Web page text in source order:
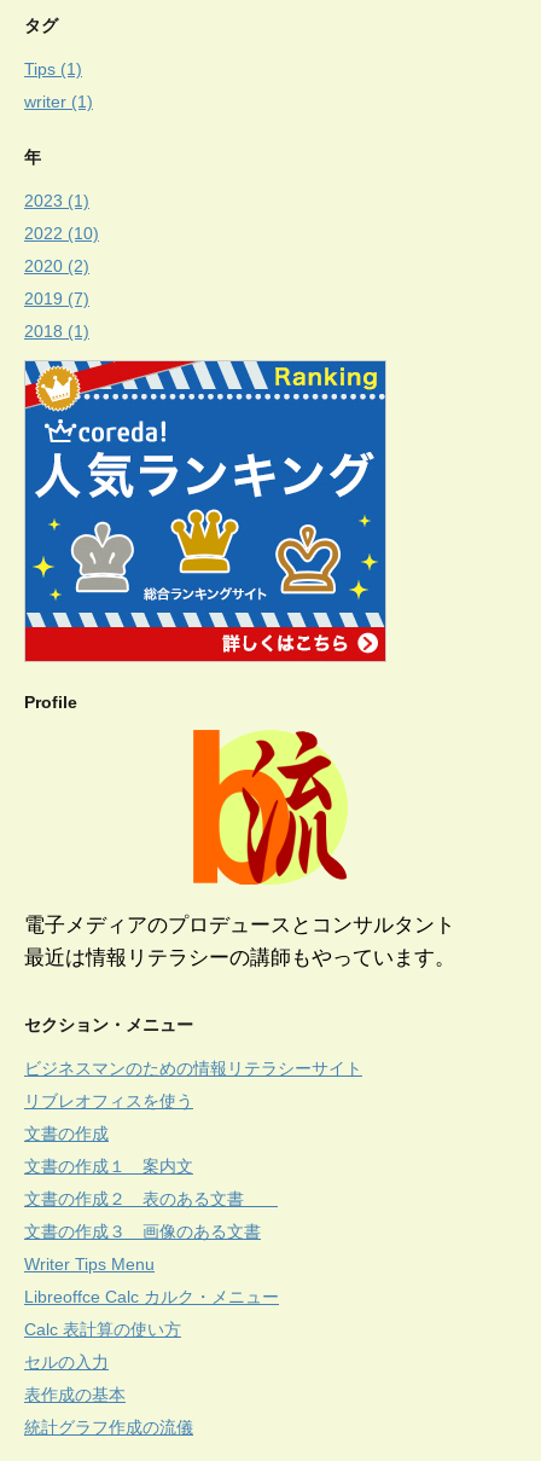
タグ
Tips (1)
writer (1)
年
2023 (1)
2022 (10)
2020 (2)
2019 (7)
2018 (1)
Profile
電子メディアのプロデュースとコンサルタント
最近は情報リテラシーの講師もやっています。
セクション・メニュー
ビジネスマンのための情報リテラシーサイト
リブレオフィスを使う
文書の作成
文書の作成１ 案内文
文書の作成２ 表のある文書
文書の作成３ 画像のある文書
Writer Tips Menu
Libreoffce Calc カルク・メニュー
Calc 表計算の使い方
セルの入力
表作成の基本
統計グラフ作成の流儀